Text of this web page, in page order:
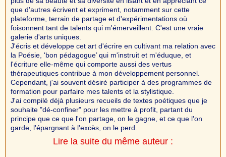
que d'autres écrivent et expriment, notamment sur cette
plateforme, terrain de partage et d'expérimentations où
foisonnent tant de talents qui m'émerveillent. C'est une vraie
galerie d'arts uniques.
J'écris et développe cet art d'écrire en cultivant ma relation avec
la Poésie, 'bon pédagogue’ qui m'instruit et m'éduque, et
l'écriture elle-même qui comporte aussi des vertus
thérapeutiques contribue à mon développement personnel.
Cependant, j'ai souvent désiré participer à des programmes de
formation pour parfaire mes talents et la stylistique.
J'ai compilé déjà plusieurs recueils de textes poétiques que je
souhaite "dé-confiner" pour les mettre à profit, partant du
principe que ce que l'on partage, on le gagne, et ce que l'on
garde, l'épargnant à l'excès, on le perd.
Lire la suite du même auteur :